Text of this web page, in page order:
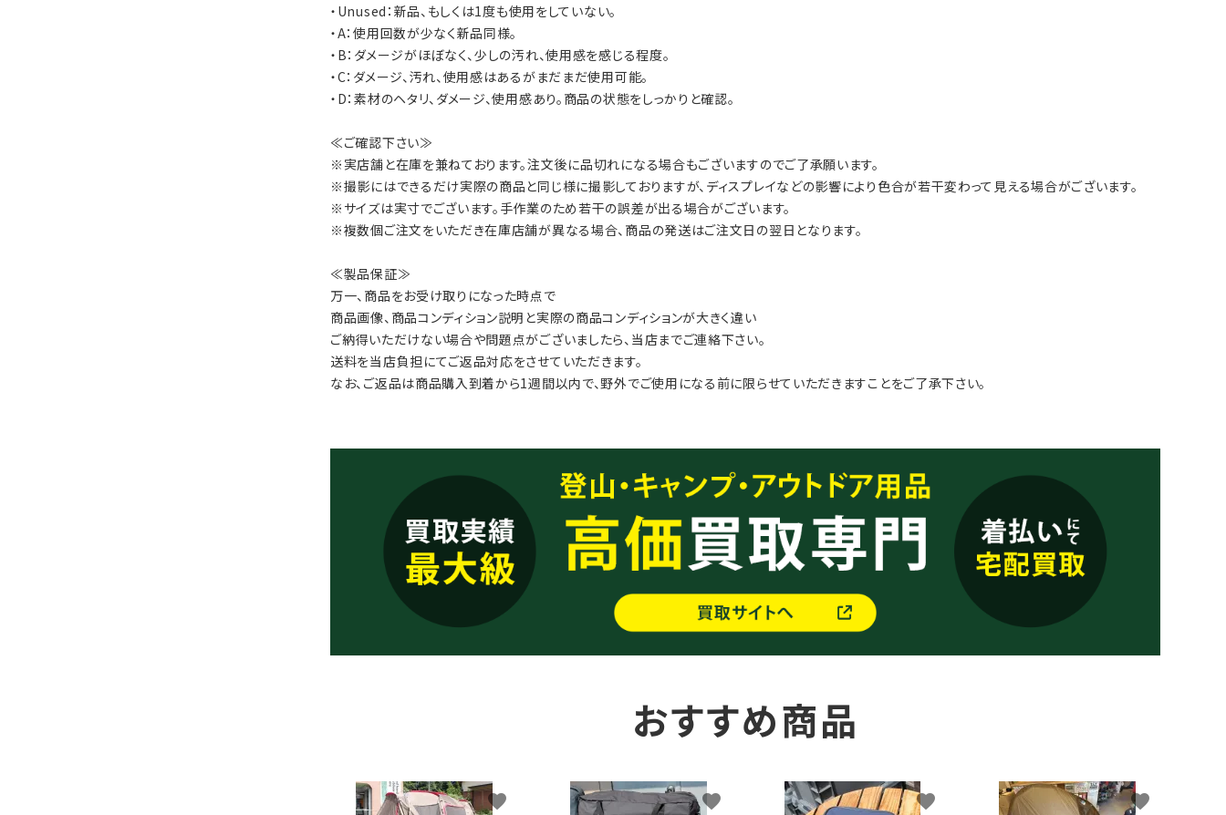
・Unused：新品、もしくは1度も使用をしていない。
・A：使用回数が少なく新品同様。
・B：ダメージがほぼなく、少しの汚れ、使用感を感じる程度。
・C：ダメージ、汚れ、使用感はあるがまだまだ使用可能。
・D：素材のヘタリ、ダメージ、使用感あり。商品の状態をしっかりと確認。
≪ご確認下さい≫
※実店舗と在庫を兼ねております。注文後に品切れになる場合もございますのでご了承願います。
※撮影にはできるだけ実際の商品と同じ様に撮影しておりますが、ディスプレイなどの影響により色合が若干変わって見える場合がございます。
※サイズは実寸でございます。手作業のため若干の誤差が出る場合がございます。
※複数個ご注文をいただき在庫店舗が異なる場合、商品の発送はご注文日の翌日となります。
≪製品保証≫
万一、商品をお受け取りになった時点で
商品画像、商品コンディション説明と実際の商品コンディションが大きく違い
ご納得いただけない場合や問題点がございましたら、当店までご連絡下さい。
送料を当店負担にてご返品対応をさせていただきます。
なお、ご返品は商品購入到着から1週間以内で、野外でご使用になる前に限らせていただきますことをご了承下さい。
おすすめ商品
favorite favorite favorite favorite